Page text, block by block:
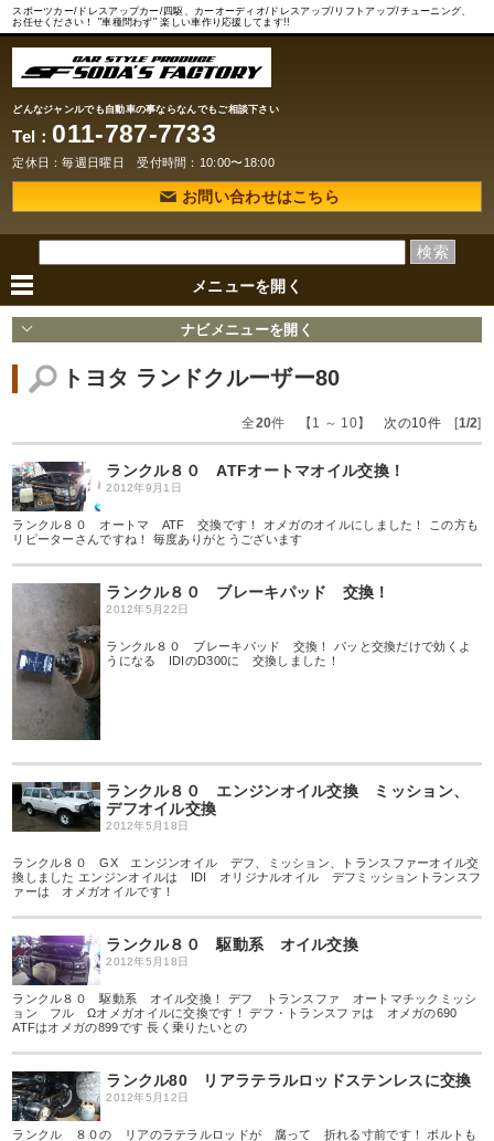
スポーツカー/ドレスアップカー/四駆、カーオーディオ/ドレスアップ/リフトアップ/チューニング、
お任せください！ "車種問わず" 楽しい車作り応援してます!!
どんなジャンルでも自動車の事ならなんでもご相談下さい
Tel： 011-787-7733
定休日：毎週日曜日 受付時間：10:00〜18:00
お問い合わせはこちら
メニューを開く
ナビメニューを開く
トヨタ ランドクルーザー80
全20件 【1 ～ 10】 次の10件[1/2]
ランクル８０ ATFオートマオイル交換！
2012年9月1日
ランクル８０ オートマ ATF 交換です！ オメガのオイルにしました！ この方も
リピーターさんですね！ 毎度ありがとうございます
ランクル８０ ブレーキパッド 交換！
2012年5月22日
ランクル８０ ブレーキパッド 交換！ パッと交換だけで効くよ
うになる IDIのD300に 交換しました！
ランクル８０ エンジンオイル交換 ミッション、
デフオイル交換
2012年5月18日
ランクル８０ GX エンジンオイル デフ、ミッション、トランスファーオイル交
換しました エンジンオイルは IDI オリジナルオイル デフミッショントランスフ
ァーは オメガオイルです！
ランクル８０ 駆動系 オイル交換
2012年5月18日
ランクル８０ 駆動系 オイル交換！ デフ トランスファ オートマチックミッシ
ョン フル Ωオメガオイルに交換です！ デフ・トランスファは オメガの690
ATFはオメガの899です 長く乗りたいとの
ランクル80 リアラテラルロッドステンレスに交換
2012年5月12日
ランクル ８０の リアのラテラルロッドが 腐って 折れる寸前です！ ボルトも